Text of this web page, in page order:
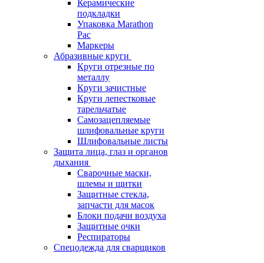
Керамические
подкладки
Упаковка Marathon
Pac
Маркеры
Абразивные круги
Круги отрезные по
металлу
Круги зачистные
Круги лепестковые
тарельчатые
Самозацепляемые
шлифовальные круги
Шлифовальные листы
Защита лица, глаз и органов
дыхания
Сварочные маски,
шлемы и щитки
Защитные стекла,
запчасти для масок
Блоки подачи воздуха
Защитные очки
Респираторы
Спецодежда для сварщиков